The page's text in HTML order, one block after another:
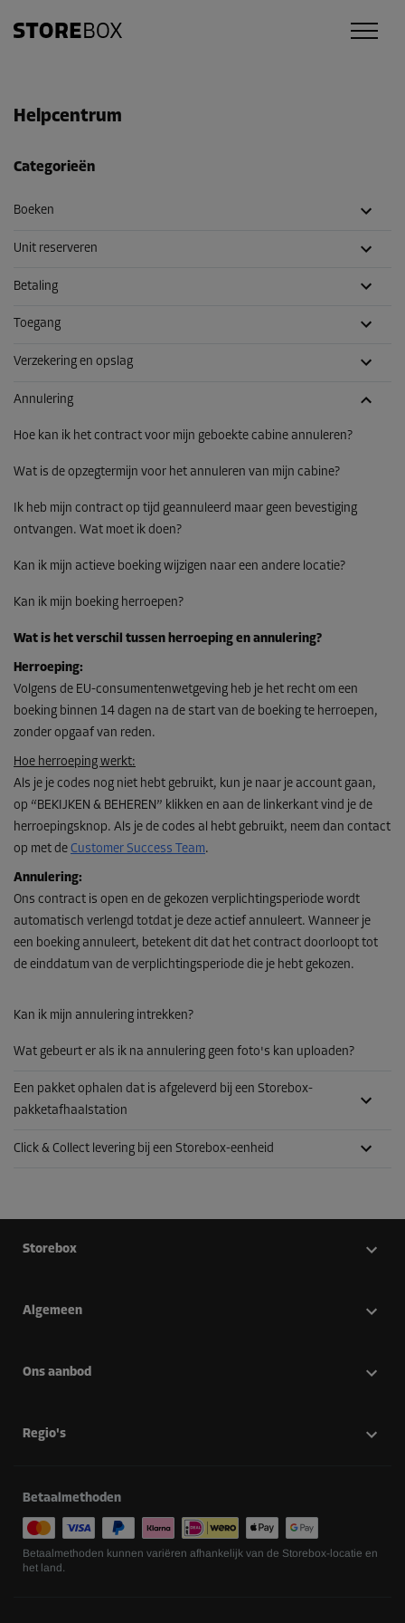
Helpcentrum
Categorieën
Boeken
Unit reserveren
Betaling
Toegang
Verzekering en opslag
Annulering
Hoe kan ik het contract voor mijn geboekte cabine annuleren?
Wat is de opzegtermijn voor het annuleren van mijn cabine?
Ik heb mijn contract op tijd geannuleerd maar geen bevestiging
ontvangen. Wat moet ik doen?
Kan ik mijn actieve boeking wijzigen naar een andere locatie?
Kan ik mijn boeking herroepen?
Wat is het verschil tussen herroeping en annulering?
Herroeping:
Volgens de EU-consumentenwetgeving heb je het recht om een
boeking binnen 14 dagen na de start van de boeking te herroepen,
zonder opgaaf van reden.
Hoe herroeping werkt:
Als je je codes nog niet hebt gebruikt, kun je naar je account gaan,
op “BEKIJKEN & BEHEREN” klikken en aan de linkerkant vind je de
herroepingsknop. Als je de codes al hebt gebruikt, neem dan contact
op met de Customer Success Team.
Annulering:
Ons contract is open en de gekozen verplichtingsperiode wordt
automatisch verlengd totdat je deze actief annuleert. Wanneer je
een boeking annuleert, betekent dit dat het contract doorloopt tot
de einddatum van de verplichtingsperiode die je hebt gekozen.
Kan ik mijn annulering intrekken?
Wat gebeurt er als ik na annulering geen foto's kan uploaden?
Een pakket ophalen dat is afgeleverd bij een Storebox-
pakketafhaalstation
Click & Collect levering bij een Storebox-eenheid
Storebox
Algemeen
Ons aanbod
Regio's
Betaalmethoden
Betaalmethoden kunnen variëren afhankelijk van de Storebox-locatie en
het land.